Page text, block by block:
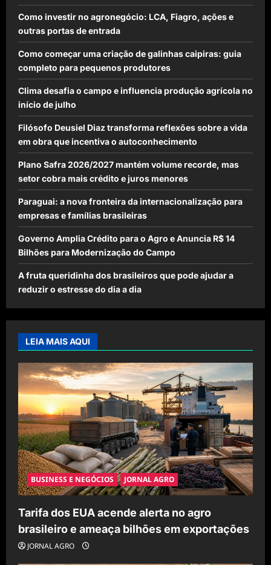
Como investir no agronegócio: LCA, Fiagro, ações e
outras portas de entrada
Como começar uma criação de galinhas caipiras: guia
completo para pequenos produtores
Clima desafia o campo e influencia produção agrícola no
início de julho
Filósofo Deusiel Diaz transforma reflexões sobre a vida
em obra que incentiva o autoconhecimento
Plano Safra 2026/2027 mantém volume recorde, mas
setor cobra mais crédito e juros menores
Paraguai: a nova fronteira da internacionalização para
empresas e famílias brasileiras
Governo Amplia Crédito para o Agro e Anuncia R$ 14
Bilhões para Modernização do Campo
A fruta queridinha dos brasileiros que pode ajudar a
reduzir o estresse do dia a dia
LEIA MAIS AQUI
BUSINESS E NEGÓCIOS JORNAL AGRO
Tarifa dos EUA acende alerta no agro
brasileiro e ameaça bilhões em exportações
JORNAL AGRO